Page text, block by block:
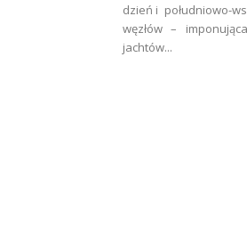
dzień i południowo-
węzłów –
jachtów...